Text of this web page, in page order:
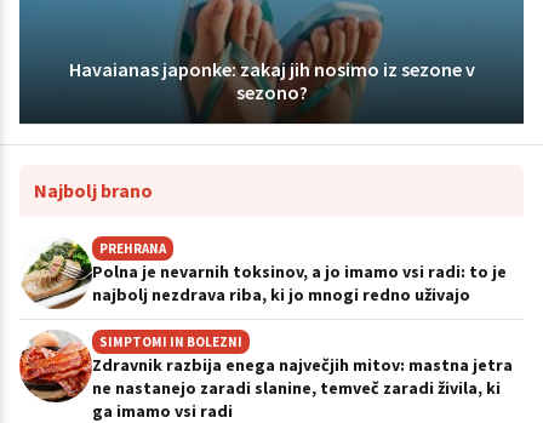
Havaianas japonke: zakaj jih nosimo iz sezone v
sezono?
Najbolj brano
PREHRANA
Polna je nevarnih toksinov, a jo imamo vsi radi: to je
najbolj nezdrava riba, ki jo mnogi redno uživajo
SIMPTOMI IN BOLEZNI
Zdravnik razbija enega največjih mitov: mastna jetra
ne nastanejo zaradi slanine, temveč zaradi živila, ki
ga imamo vsi radi